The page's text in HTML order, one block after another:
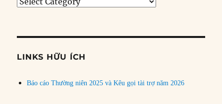
đề
LINKS HỮU ÍCH
Báo cáo Thường niên 2025 và Kêu gọi tài trợ năm 2026